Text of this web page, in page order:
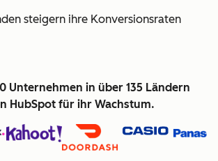
steigern ihre Konversionsraten
Unternehmen in über 135 Ländern
HubSpot für ihr Wachstum.